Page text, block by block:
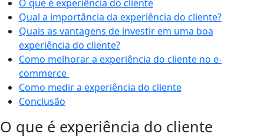
O que é experiência do cliente
Qual a importância da experiência do cliente?
Quais as vantagens de investir em uma boa
experiência do cliente?
Como melhorar a experiência do cliente no e-
commerce
Como medir a experiência do cliente
Conclusão
O que é experiência do cliente